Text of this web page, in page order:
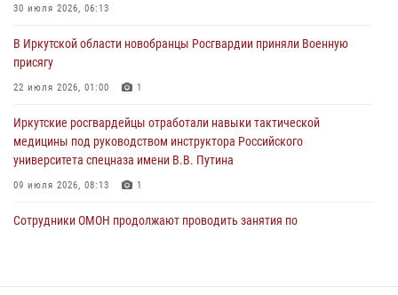
пропавшую пожилую женщину в Иркутске
30 июля 2026, 07:37
30 июля 2026, 06:13
В Иркутской области новобранцы Росгвардии приняли Военную
присягу
22 июля 2026, 01:00 1
Иркутские росгвардейцы отработали навыки тактической
медицины под руководством инструктора Российского
университета спецназа имени В.В. Путина
09 июля 2026, 08:13 1
Сотрудники ОМОН продолжают проводить занятия по